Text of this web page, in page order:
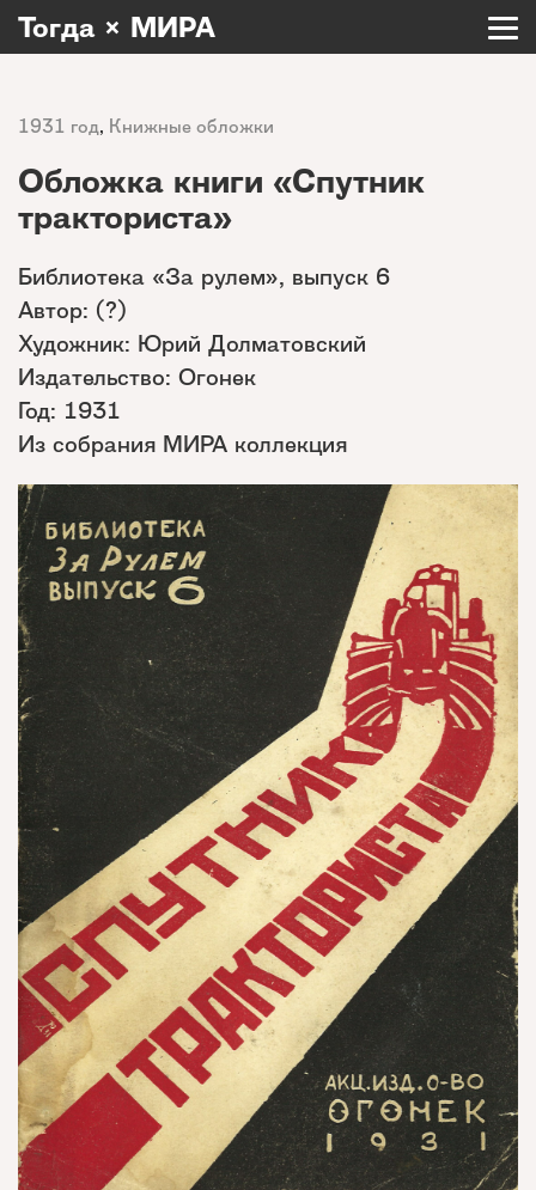
Тогда × МИРА
1931 год, Книжные обложки
Обложка книги «Спутник
тракториста»
Библиотека «За рулем», выпуск 6
Автор: (?)
Художник: Юрий Долматовский
Издательство: Огонек
Год: 1931
Из собрания МИРА коллекция